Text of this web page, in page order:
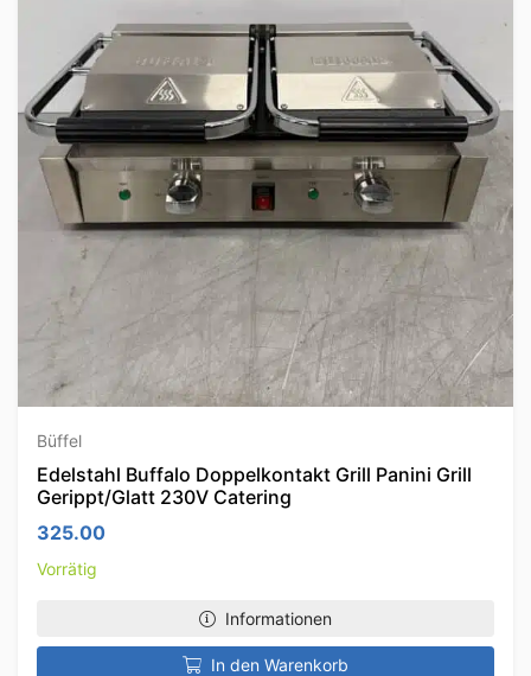
Büffel
Edelstahl Buffalo Doppelkontakt Grill Panini Grill
Gerippt/Glatt 230V Catering
325.00
Vorrätig
Informationen
In den Warenkorb